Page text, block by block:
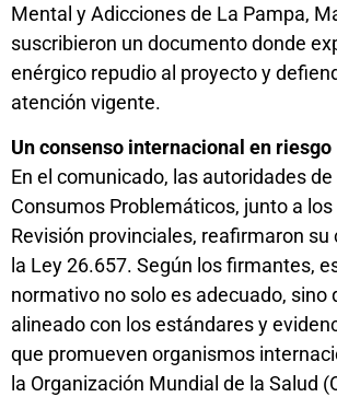
Mental y Adicciones de La Pampa,
suscribieron un documento donde
enérgico repudio al proyecto y
atención vigente.
Un consenso internacional en riesgo
En el comunicado, las autoridades
Consumos Problemáticos, junto a los
Revisión provinciales, reafirmaron
la Ley 26.657. Según los firmantes,
normativo no solo es adecuado, sino
alineado con los estándares y
que promueven organismos
la Organización Mundial de la Salud